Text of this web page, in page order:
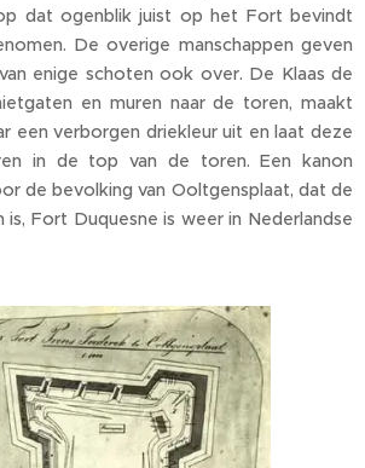
dat ogenblik juist op het Fort bevindt
De overige manschappen geven
enige schoten ook over. De Klaas de
en muren naar de toren, maakt
een verborgen driekleur uit en laat deze
in de top van de toren. Een kanon
de bevolking van Ooltgensplaat, dat de
is, Fort Duquesne is weer in Nederlandse